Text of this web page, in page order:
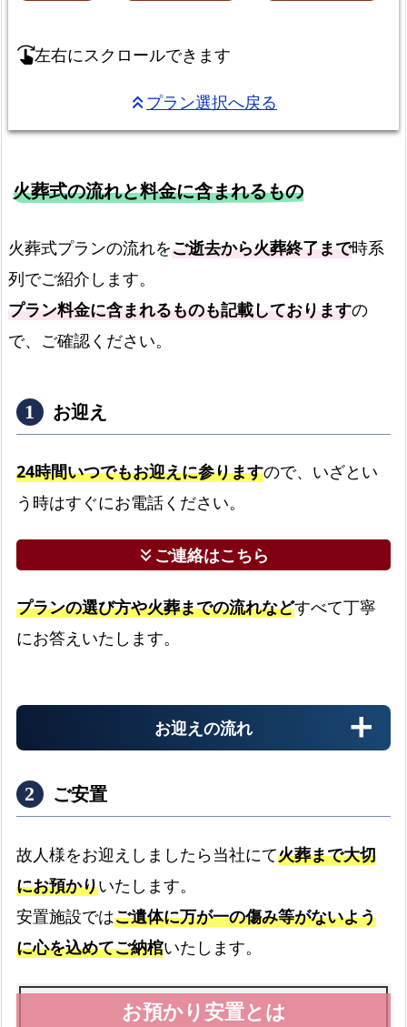
swipe_right左右にスクロールできます
keyboard_double_arrow_upプラン選択へ戻る
火葬式の流れと料金に含まれるもの
火葬式プランの流れをご逝去から火葬終了まで時系
列でご紹介します。
プラン料金に含まれるものも記載しておりますの
で、ご確認ください。
お迎え
24時間いつでもお迎えに参りますので、いざとい
う時はすぐにお電話ください。
keyboard_double_arrow_downご連絡はこちら
プランの選び方や火葬までの流れなどすべて丁寧
にお答えいたします。
お迎えの流れ
病院
expand_more病院からのお迎えの流れ
介護施設
ご安置
故人様をお迎えしましたら当社にて火葬まで大切
にお預かりいたします。
安置施設ではご遺体に万が一の傷み等がないよう
に心を込めてご納棺いたします。